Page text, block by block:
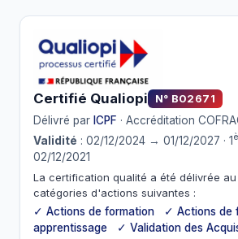
Certifié Qualiopi
N° B02671
Délivré par ICPF · Accréditation
Validité : 02/12/2024 → 01/12/2027 · 1
02/12/2021
La certification qualité a été délivrée
catégories d'actions suivantes :
✓ Actions de formation ✓ Actions de
apprentissage ✓ Validation des